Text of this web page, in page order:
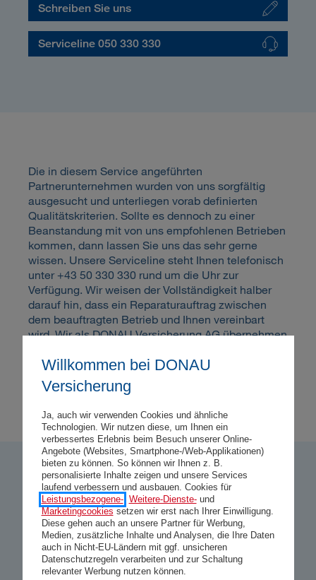
Willkommen bei DONAU
Versicherung
Ja, auch wir verwenden Cookies und ähnliche
Technologien. Wir nutzen diese, um Ihnen ein
verbessertes Erlebnis beim Besuch unserer Online-
Angebote (Websites, Smartphone-/Web-Applikationen)
bieten zu können. So können wir Ihnen z. B.
personalisierte Inhalte zeigen und unsere Services
laufend verbessern und ausbauen. Cookies für
Leistungsbezogene-, Weitere-Dienste-und
Marketingcookies setzen wir erst nach Ihrer Einwilligung.
Diese gehen auch an unsere Partner für Werbung,
Medien, zusätzliche Inhalte und Analysen, die Ihre Daten
auch in Nicht-EU-Ländern mit ggf. unsicheren
Datenschutzregeln verarbeiten und zur Schaltung
relevanter Werbung nutzen können.
Schreiben Sie uns
Serviceline 050 330 330
Die in diesem Service angeführten
Partnerunternehmen wurden von uns sorgfältig
ausgesucht und unterliegen vorab definierten
Qualitätskriterien. Sollte es dennoch zu einer
Beanstandung mit von uns empfohlenen Betrieben
kommen, dann lassen Sie uns das sehr gerne
wissen. Unsere Serviceline steht Ihnen telefonisch
unter +43 50 330 330 rund um die Uhr zur
Verfügung. Wir weisen der Vollständigkeit halber
darauf hin, dass ein Reparaturauftrag zwischen
dem beauftragten Betrieb und Ihnen vereinbart
wird. Wir alsDONAUVersicherung AG übernehmen
Für die verbindliche Höhe und Art unserer
Entschädigungsleistung verweisen wir auf Ihren
Versicherungsvertrag und
liegenden Bedingungen.
So bewerten uns unsere Kund:innen
4,73
Gesamtzufriedenheit
16.234 Kundenbewertungen1